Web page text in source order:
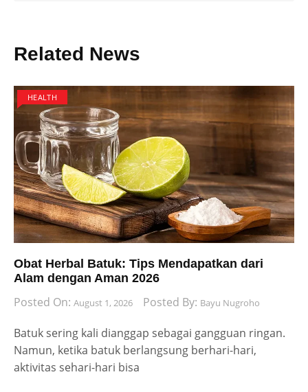
Related News
HEALTH
Obat Herbal Batuk: Tips Mendapatkan dari
Alam dengan Aman 2026
Posted On: August 1, 2026 Posted By: Bayu Nugroho
Batuk sering kali dianggap sebagai gangguan ringan.
Namun, ketika batuk berlangsung berhari-hari,
aktivitas sehari-hari bisa